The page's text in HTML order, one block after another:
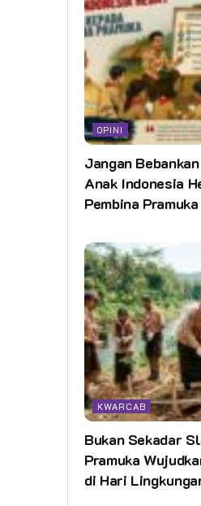
OPINI
Jangan
Anak Indonesia
Pembina Pramuka
KWARCAB
Bukan Sekadar
Pramuka
di Hari